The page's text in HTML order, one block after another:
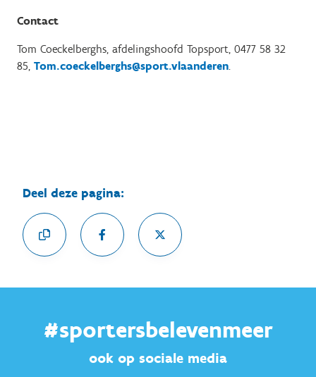
Contact
Tom Coeckelberghs, afdelingshoofd Topsport, 0477 58 32
85, Tom.coeckelberghs@sport.vlaanderen.
Deel deze pagina:
#sportersbelevenmeer
ook op sociale media